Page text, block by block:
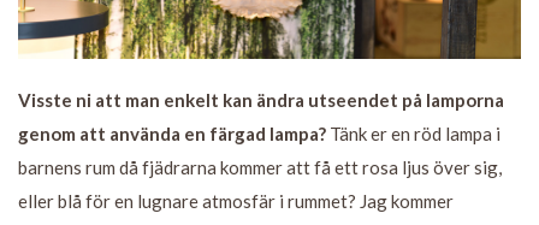
Visste ni att man enkelt kan ändra utseendet på lamporna
genom att använda en färgad lampa? Tänk er en röd lampa i
barnens rum då fjädrarna kommer att få ett rosa ljus över sig,
eller blå för en lugnare atmosfär i rummet? Jag kommer